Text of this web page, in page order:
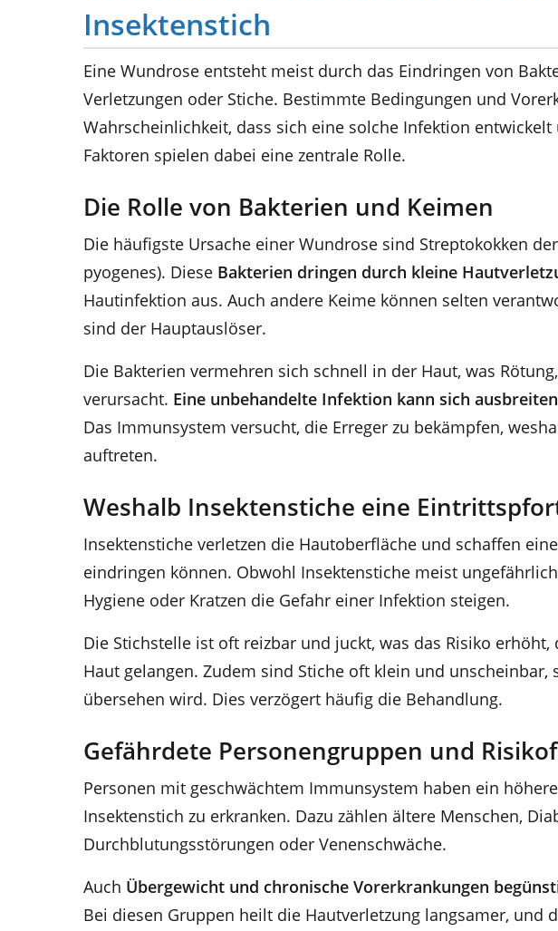
Insektenstich
Eine Wundrose entsteht meist durch das Eindringen von
Verletzungen oder Stiche. Bestimmte Bedingungen und
Wahrscheinlichkeit, dass sich eine solche Infektion
Faktoren spielen dabei eine zentrale Rolle.
Die Rolle von Bakterien und Keimen
Die häufigste Ursache einer Wundrose sind Streptokokken
pyogenes). Diese Bakterien dringen durch kleine
Hautinfektion aus. Auch andere Keime können selten
sind der Hauptauslöser.
Die Bakterien vermehren sich schnell in der Haut, was
verursacht. Eine unbehandelte Infektion kann sich ausbreiten
Das Immunsystem versucht, die Erreger zu bekämpfen,
auftreten.
Weshalb Insektenstiche eine
Insektenstiche verletzen die Hautoberfläche und schaffen
eindringen können. Obwohl Insektenstiche meist
Hygiene oder Kratzen die Gefahr einer Infektion steigen.
Die Stichstelle ist oft reizbar und juckt, was das Risiko
Haut gelangen. Zudem sind Stiche oft klein und
übersehen wird. Dies verzögert häufig die Behandlung.
Gefährdete Personengruppen und
Personen mit geschwächtem Immunsystem haben ein
Insektenstich zu erkranken. Dazu zählen ältere Menschen,
Durchblutungsstörungen oder Venenschwäche.
Auch Übergewicht und chronische Vorerkrankungen
Bei diesen Gruppen heilt die Hautverletzung langsamer, und